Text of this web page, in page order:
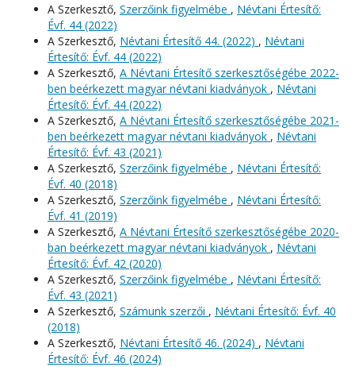
A Szerkesztő, Szerzőink figyelmébe , Névtani Értesítő:
Évf. 44 (2022)
A Szerkesztő, Névtani Értesítő 44. (2022) , Névtani
Értesítő: Évf. 44 (2022)
A Szerkesztő, A Névtani Értesítő szerkesztőségébe 2022-
ben beérkezett magyar névtani kiadványok , Névtani
Értesítő: Évf. 44 (2022)
A Szerkesztő, A Névtani Értesítő szerkesztőségébe 2021-
ben beérkezett magyar névtani kiadványok , Névtani
Értesítő: Évf. 43 (2021)
A Szerkesztő, Szerzőink figyelmébe , Névtani Értesítő:
Évf. 40 (2018)
A Szerkesztő, Szerzőink figyelmébe , Névtani Értesítő:
Évf. 41 (2019)
A Szerkesztő, A Névtani Értesítő szerkesztőségébe 2020-
ban beérkezett magyar névtani kiadványok , Névtani
Értesítő: Évf. 42 (2020)
A Szerkesztő, Szerzőink figyelmébe , Névtani Értesítő:
Évf. 43 (2021)
A Szerkesztő, Számunk szerzői , Névtani Értesítő: Évf. 40
(2018)
A Szerkesztő, Névtani Értesítő 46. (2024) , Névtani
Értesítő: Évf. 46 (2024)